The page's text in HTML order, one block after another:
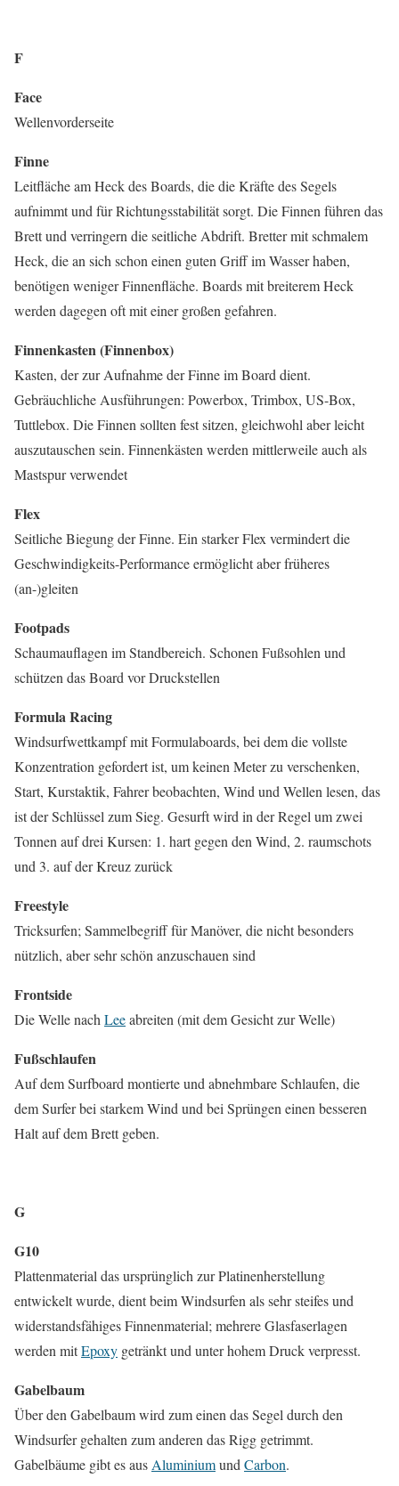
F
Face
Wellenvorderseite
Finne
Leitfläche am Heck des Boards, die die Kräfte des Segels
aufnimmt und für Richtungsstabilität sorgt. Die Finnen führen das
Brett und verringern die seitliche Abdrift. Bretter mit schmalem
Heck, die an sich schon einen guten Griff im Wasser haben,
benötigen weniger Finnenfläche. Boards mit breiterem Heck
werden dagegen oft mit einer großen gefahren.
Finnenkasten (Finnenbox)
Kasten, der zur Aufnahme der Finne im Board dient.
Gebräuchliche Ausführungen: Powerbox, Trimbox, US-Box,
Tuttlebox. Die Finnen sollten fest sitzen, gleichwohl aber leicht
auszutauschen sein. Finnenkästen werden mittlerweile auch als
Mastspur verwendet
Flex
Seitliche Biegung der Finne. Ein starker Flex vermindert die
Geschwindigkeits-Performance ermöglicht aber früheres
(an-)gleiten
Footpads
Schaumauflagen im Standbereich. Schonen Fußsohlen und
schützen das Board vor Druckstellen
Formula Racing
Windsurfwettkampf mit Formulaboards, bei dem die vollste
Konzentration gefordert ist, um keinen Meter zu verschenken,
Start, Kurstaktik, Fahrer beobachten, Wind und Wellen lesen, das
ist der Schlüssel zum Sieg. Gesurft wird in der Regel um zwei
Tonnen auf drei Kursen: 1. hart gegen den Wind, 2. raumschots
und 3. auf der Kreuz zurück
Freestyle
Tricksurfen; Sammelbegriff für Manöver, die nicht besonders
nützlich, aber sehr schön anzuschauen sind
Frontside
Die Welle nach Leeabreiten (mit dem Gesicht zur Welle)
Fußschlaufen
Auf dem Surfboard montierte und abnehmbare Schlaufen, die
dem Surfer bei starkem Wind und bei Sprüngen einen besseren
Halt auf dem Brett geben.
G
G10
Plattenmaterial das ursprünglich zur Platinenherstellung
entwickelt wurde, dient beim Windsurfen als sehr steifes und
widerstandsfähiges Finnenmaterial; mehrere Glasfaserlagen
werden mitEpoxy getränkt und unter hohem Druck verpresst.
Gabelbaum
Über den Gabelbaum wird zum einen das Segel durch den
Windsurfer gehalten zum anderen das Rigg getrimmt.
Gabelbäume gibt es aus Aluminiumund Carbon.